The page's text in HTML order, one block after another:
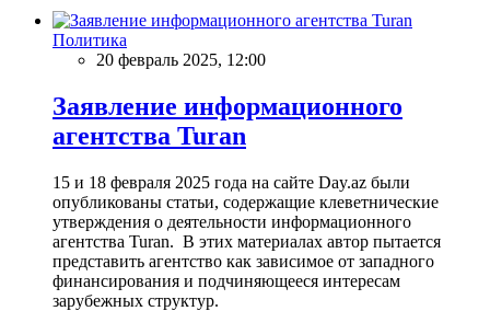
Политика
20 февраль 2025, 12:00
Заявление информационного
агентства Turan
15 и 18 февраля 2025 года на сайте Day.az были
опубликованы статьи, содержащие клеветнические
утверждения о деятельности информационного
агентства Turan. В этих материалах автор пытается
представить агентство как зависимое от западного
финансирования и подчиняющееся интересам
зарубежных структур.